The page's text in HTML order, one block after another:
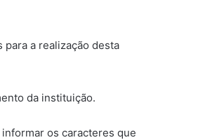
a realização desta
da instituição.
os caracteres que